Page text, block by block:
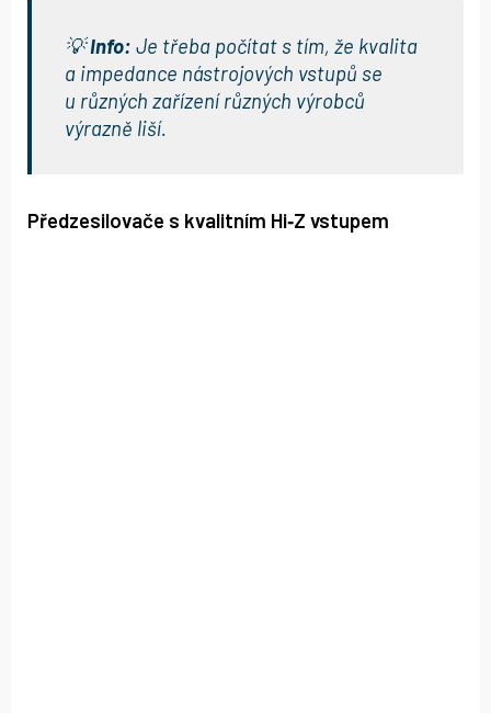
💡Info: Je třeba počítat s tím, že kvalita
a impedance nástrojových vstupů se
u různých zařízení různých výrobců
výrazně liší.
Předzesilovače s kvalitním Hi‑Z vstupem